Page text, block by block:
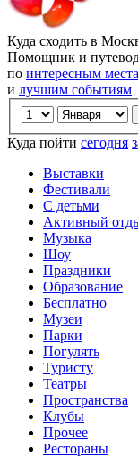
Куда сходить в
Помощник и
по интересным
и лучшим событиям
Куда пойти сегодня
Выставки
Фестивали
С детьми
Активный
Музыка
Шоу
Праздники
Образование
Бесплатно
Музеи
Парки
Погулять
Туристу
Театры
Пространства
Клубы
Прочее
Рестораны